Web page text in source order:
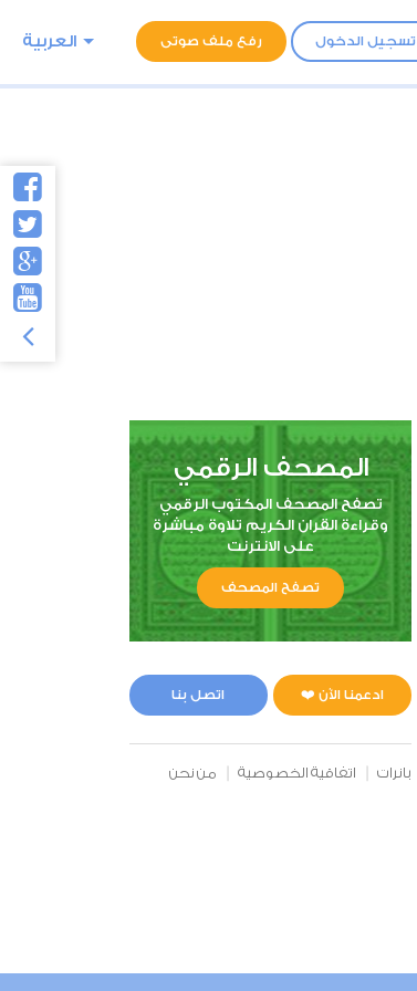
تسجيل الدخول رفع ملف صوتى العربية
المصحف الرقمي
تصفح المصحف المكتوب الرقمي
وقراءة القران الكريم تلاوة مباشرة
على الانترنت
تصفح المصحف
ادعمنا الآن ❤️ اتصل بنا
بانرات اتفاقية الخصوصية من نحن